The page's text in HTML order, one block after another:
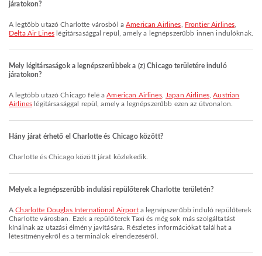
járatokon?
A legtöbb utazó Charlotte városból aAmerican Airlines Frontier Airlines
Delta Air Lines légitársasággal repül, amely a legnépszerűbb innen indulóknak.
Mely légitársaságok a legnépszerűbbek a (z) Chicago területére induló
járatokon?
A legtöbb utazó Chicago felé aAmerican Airlines, Japan Airlines,Austrian
Airlines légitársasággal repül, amely a legnépszerűbb ezen az útvonalon.
Hány járat érhető el Charlotte és Chicago között?
Charlotte és Chicago között járat közlekedik.
Melyek a legnépszerűbb indulási repülőterek Charlotte területén?
ACharlotte Douglas International Airporta legnépszerűbb induló repülőterek
Charlotte városban. Ezek a repülőterek Taxi és még sok más szolgáltatást
kínálnak az utazási élmény javítására. Részletes információkat találhat a
létesítményekről és a terminálok elrendezéséről.